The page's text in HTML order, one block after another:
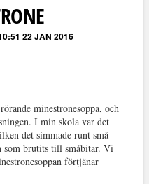
22 JAN 2016
minestronesoppa, och
I min skola var det
det simmade runt små
som brutits till småbitar. Vi
förtjänar